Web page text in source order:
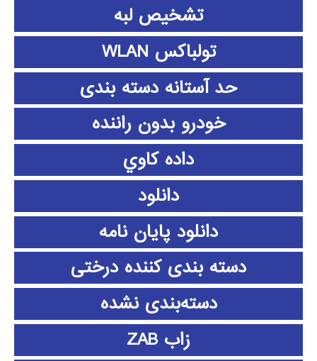
تشخیص لبه
تولباکس WLAN
حد آستانه دسته بندی
خودرو بدون راننده
داده كاوي
دانلود
دانلود پايان نامه
دسته بندی کننده درختی
دسته‌بندی نشده
زاب ZAB